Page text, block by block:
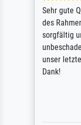
Sehr gute
des
sorgfältig
unser
Dank!